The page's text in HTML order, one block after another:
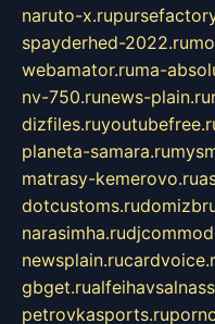
naruto-x.ru
spayderhed-2022.ru
webamator.ruma-
nv-750.runews-plain.ru
dizfiles.ru
planeta-samara.ru
matrasy-kemerovo.ru
dotcustoms.ru
narasimha.ru
newsplain.ru
gbget.ru
petrovkasports.ru